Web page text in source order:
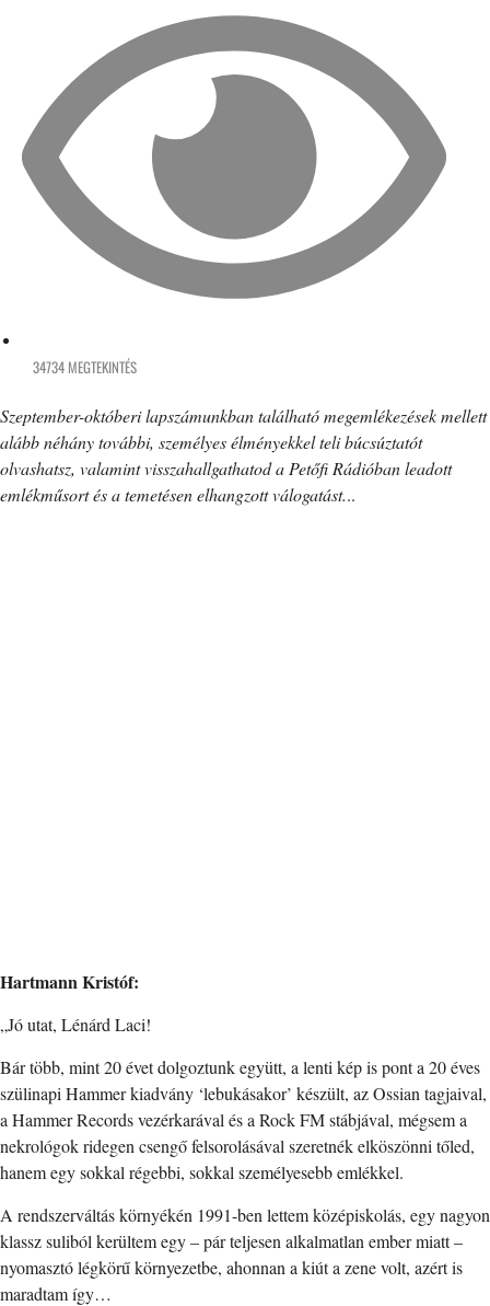
34734 MEGTEKINTÉS
Szeptember-októberi lapszámunkban található megemlékezések mellett
alább néhány további, személyes élményekkel teli búcsúztatót
olvashatsz, valamint visszahallgathatod a Petőfi Rádióban leadott
emlékműsort és a temetésen elhangzott válogatást...
Hartmann Kristóf:
„Jó utat, Lénárd Laci!
Bár több, mint 20 évet dolgoztunk együtt, a lenti kép is pont a 20 éves
szülinapi Hammer kiadvány ‘lebukásakor’ készült, az Ossian tagjaival,
a Hammer Records vezérkarával és a Rock FM stábjával, mégsem a
nekrológok ridegen csengő felsorolásával szeretnék elköszönni tőled,
hanem egy sokkal régebbi, sokkal személyesebb emlékkel.
A rendszerváltás környékén 1991-ben lettem középiskolás, egy nagyon
klassz suliból kerültem egy – pár teljesen alkalmatlan ember miatt –
nyomasztó légkörű környezetbe, ahonnan a kiút a zene volt, azért is
maradtam így…